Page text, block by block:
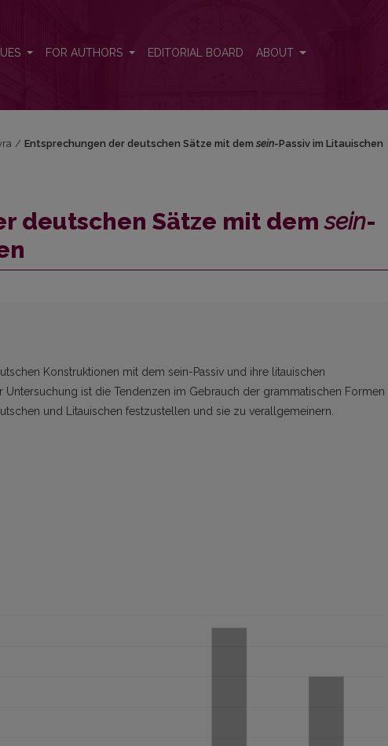
FOR AUTHORS EDITORIAL BOARD ABOUT
/ Entsprechungen der deutschen Sätze mit dem sein-Passiv im Litauischen
deutschen Sätze mit demsein-
Konstruktionen mit dem sein-Passiv und ihre litauischen
Untersuchung ist die Tendenzen im Gebrauch der grammatischen Formen
und Litauischen festzustellen und sie zu verallgemeinern.